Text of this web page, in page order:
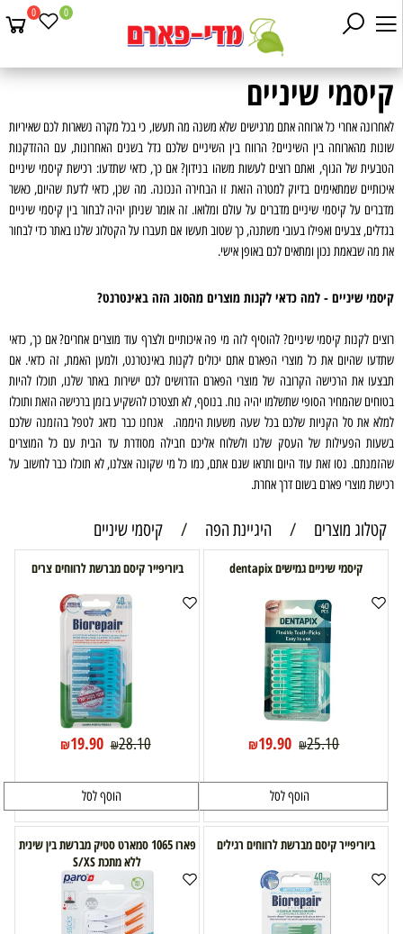
0 0
קיסמי שיניים
לאחרונה אחרי כל ארוחה אתם מרגישים שלא משנה מה תעשו, כי בכל מקרה נשארות לכם שאיריות
שונות מהארוחה בין השיניים? הרווח בין השיניים שלכם גדל בשנים האחרונות, עם ההזדקנות
הטבעית של הגוף, ואתם רוצים לעשות משהו בנידון? אם כך, כדאי שתדעו: רכישת קיסמי שיניים
איכותיים שמתאימים בדיוק למטרה הזאת זו הבחירה הנכונה. מה שכן, כדאי לדעת שהיום, כאשר
מדברים על קיסמי שיניים מדברים על עולם ומלואו. זה אומר שניתן יהיה לבחור בין קיסמי שיניים
בגדלים, צבעים ואפילו בעובי משתנה, כך שטוב תעשו אם תעברו על הקטלוג שלנו באתר כדי לבחור
את מה שבאמת נכון ומתאים לכם באופן אישי.
קיסמי שיניים - למה כדאי לקנות מוצרים מהסוג הזה באינטרנט?
רוצים לקנות קיסמי שיניים? להוסיף לזה מי פה איכותיים ולצרף עוד מוצרים אחרים? אם כך, כדאי
שתדעו שהיום את כל מוצרי הפארם אתם יכולים לקנות באינטרנט, ולמען האמת, זה כדאי. אם
תבצעו את הרכישה הקרובה של מוצרי הפארם הדרושים לכם ישירות באתר שלנו, תוכלו להיות
בטוחים שהמחיר הסופי שתשלמו יהיה נוח. בנוסף, לא תצטרכו להשקיע בזמן ברכישה הזאת ותוכלו
למלא את סל הקניות שלכם בכל שעה משעות היממה. אנחנו כבר נדאג לטפל בהזמנה שלכם
בשעות הפעילות של העסק שלנו ולשלוח אליכם חבילה מסודרת עד הבית עם כל המוצרים
שהזמנתם. נסו זאת עוד היום ותראו שגם אתם, כמו כל מי שקונה אצלנו, לא תוכלו כבר לחשוב על
רכישת מוצרי פארם בשום דרך אחרת.
קטלוג מוצרים / היגיינת הפה / קיסמי שיניים
קיסמי שיניים גמישים dentapix
₪25.10
₪19.90
הוסף לסל
ביוריפייר קיסם מברשת לרווחים צרים
₪28.10
₪19.90
הוסף לסל
ביוריפייר קיסם מברשת לרווחים רגילים
פארו 1065 סמארט סטיק מברשת בין שינית
ללא מתכת S/XS